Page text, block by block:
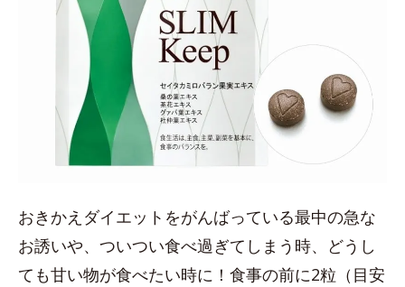
おきかえダイエットをがんばっている最中の急な
お誘いや、ついつい食べ過ぎてしまう時、どうし
ても甘い物が食べたい時に！食事の前に2粒（目安